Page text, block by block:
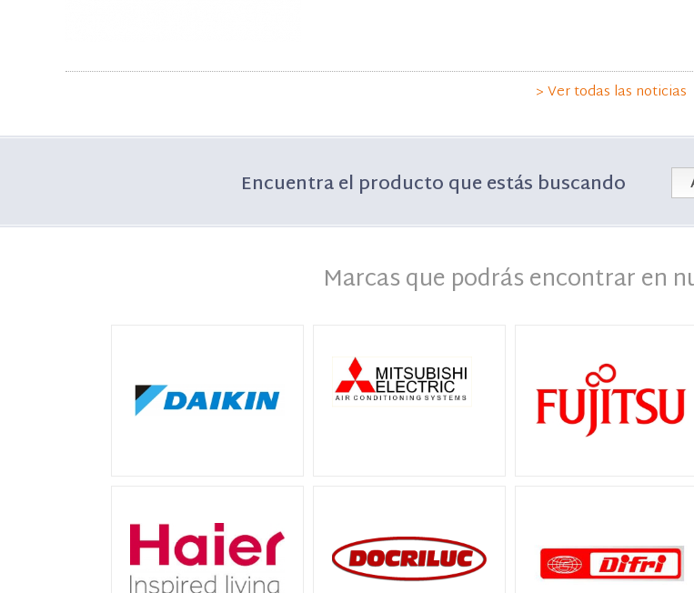
> Ver todas las noticias
Encuentra el producto que estás buscando
Marcas que podrás encontrar en